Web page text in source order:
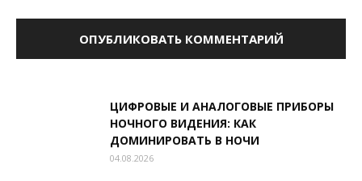
ЦИФРОВЫЕ И АНАЛОГОВЫЕ ПРИБОРЫ
НОЧНОГО ВИДЕНИЯ: КАК
ДОМИНИРОВАТЬ В НОЧИ
04.08.2026